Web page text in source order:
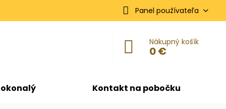
Panel používateľa
Nákupný košík
0 €
Kontakt na pobočku